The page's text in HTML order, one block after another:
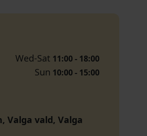
Wed-Sat 11:00 - 18:00
Sun 10:00 - 15:00
Valga vald, Valga